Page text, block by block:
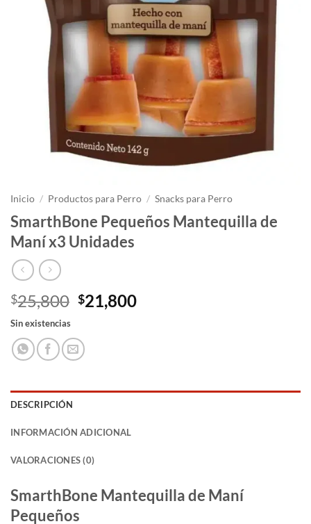
Inicio / Productos para Perro / Snacks para Perro
SmarthBone Pequeños Mantequilla de
Maní x3 Unidades
$25,800 El
precio
original
era:
$25,800.
$21,800El
Sin existencias
DESCRIPCIÓN
INFORMACIÓN ADICIONAL
VALORACIONES (0)
SmarthBone Mantequilla de Maní
Pequeños